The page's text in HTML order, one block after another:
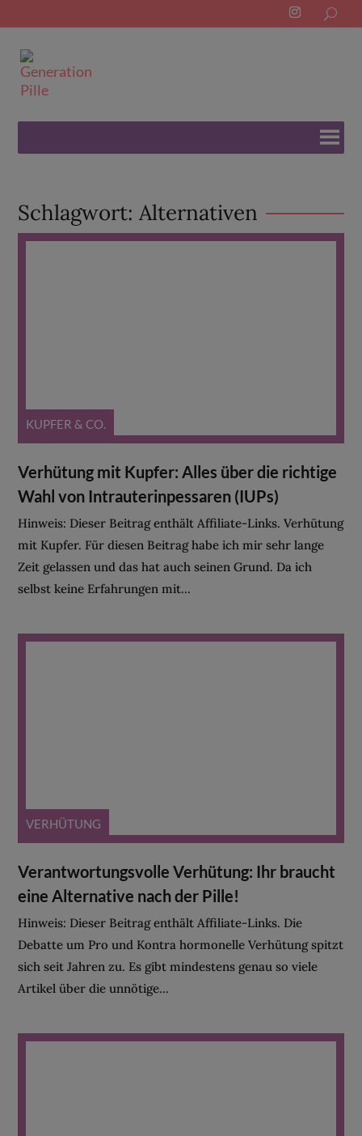
for:
Schlagwort:Alternativen
KUPFER & CO.
Verhütung mit Kupfer: Alles über die richtige
Wahl von Intrauterinpessaren (IUPs)
Hinweis: Dieser Beitrag enthält Affiliate-Links. Verhütung
mit Kupfer. Für diesen Beitrag habe ich mir sehr lange
Zeit gelassen und das hat auch seinen Grund. Da ich
selbst keine Erfahrungen mit...
VERHÜTUNG
Verantwortungsvolle Verhütung: Ihr braucht
eine Alternative nach der Pille!
Hinweis: Dieser Beitrag enthält Affiliate-Links. Die
Debatte um Pro und Kontra hormonelle Verhütung spitzt
sich seit Jahren zu. Es gibt mindestens genau so viele
Artikel über die unnötige...